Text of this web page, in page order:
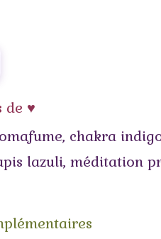
de ♥
, chakra
lazuli, méditation